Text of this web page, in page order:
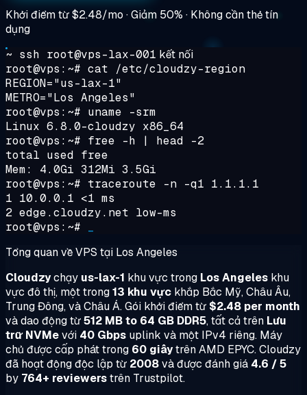
Khởi điểm từ$2.48/mo · Giảm 50% · Không cần thẻ tín
dụng
~ ssh root@vps-lax-001 kết nối
root@vps:~# cat /etc/cloudzy-region
REGION="us-lax-1"
METRO="Los Angeles"
root@vps:~# uname -srm
Linux 6.8.0-cloudzy x86_64
root@vps:~# free -h | head -2
total used free
Mem: 4.0Gi 312Mi 3.5Gi
root@vps:~# traceroute -n -q1 1.1.1.1
1 10.0.0.1 <1 ms
2 edge.cloudzy.net low-ms
root@vps:~#
Tổng quan về VPS tại Los Angeles
Cloudzychạy us-lax-1 khu vực trong Los Angeles khu
vực đô thị, một trong13 khu vực khắp Bắc Mỹ, Châu Âu,
Trung Đông, và Châu Á. Gói khởi điểm từ $2.48 per month
và dao động từ512 MB to 64 GB DDR5, tất cả trên Lưu
trữ NVMevới 40 Gbps uplink và một IPv4 riêng. Máy
chủ được cấp phát trong 60 giâytrên AMD EPYC. Cloudzy
đã hoạt động độc lập từ 2008và được đánh giá 4.6 / 5
by 764+ reviewerstrên Trustpilot.